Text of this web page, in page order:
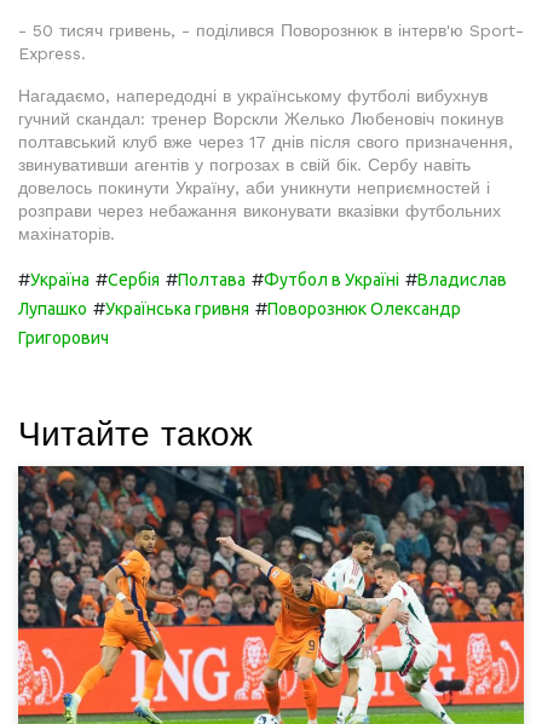
- 50 тисяч гривень, - поділився Поворознюк в інтерв'ю Sport-
Express.
Нагадаємо, напередодні в українському футболі вибухнув
гучний скандал: тренер Ворскли Желько Любеновіч покинув
полтавський клуб вже через 17 днів після свого призначення,
звинувативши агентів у погрозах в свій бік. Сербу навіть
довелось покинути Україну, аби уникнути неприємностей і
розправи через небажання виконувати вказівки футбольних
махінаторів.
#Україна #Сербія #Полтава #Футбол в Україні #Владислав
Лупашко #Українська гривня #Поворознюк Олександр
Григорович
Читайте також